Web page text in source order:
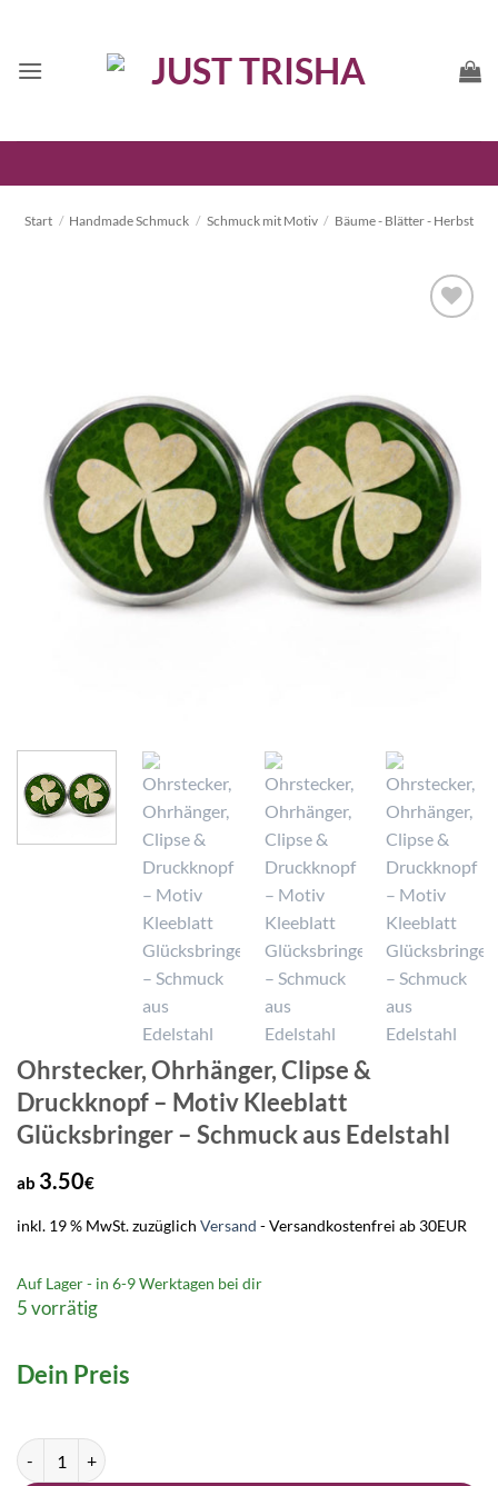
springen
Start / Handmade Schmuck / Schmuck mit Motiv / Bäume - Blätter - Herbst
Ohrstecker, Ohrhänger, Clipse &
Druckknopf – Motiv Kleeblatt
Glücksbringer – Schmuck aus Edelstahl
ab 3.50€
inkl. 19 % MwSt.zuzüglich Versand - Versandkostenfrei ab 30EUR
Auf Lager - in 6-9 Werktagen bei dir
5 vorrätig
Dein Preis
Ohrstecker, Ohrhänger, Clipse & Druckknopf – Motiv Kleeblatt